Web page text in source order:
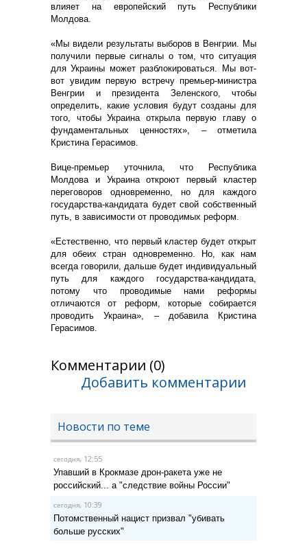
влияет на европейский путь Республики
Молдова.
«Мы видели результаты выборов в Венгрии. Мы
получили первые сигналы о том, что ситуация
для Украины может разблокироваться. Мы вот-
вот увидим первую встречу премьер-министра
Венгрии и президента Зеленского, чтобы
определить, какие условия будут созданы для
того, чтобы Украина открыла первую главу о
фундаментальных ценностях», – отметила
Кристина Герасимов.
Вице-премьер уточнила, что Республика
Молдова и Украина откроют первый кластер
переговоров одновременно, но для каждого
государства-кандидата будет свой собственный
путь, в зависимости от проводимых реформ.
«Естественно, что первый кластер будет открыт
для обеих стран одновременно. Но, как нам
всегда говорили, дальше будет индивидуальный
путь для каждого государства-кандидата,
потому что проводимые нами реформы
отличаются от реформ, которые собирается
проводить Украина», – добавила Кристина
Герасимов.
Комментарии (0)
Добавить комментарии
Новости по теме
сегодня, 12:55
Упавший в Крокмазе дрон-ракета уже не
российский... а "следствие войны России"
сегодня, 10:39
Потомственный нацист призвал "убивать
больше русских"